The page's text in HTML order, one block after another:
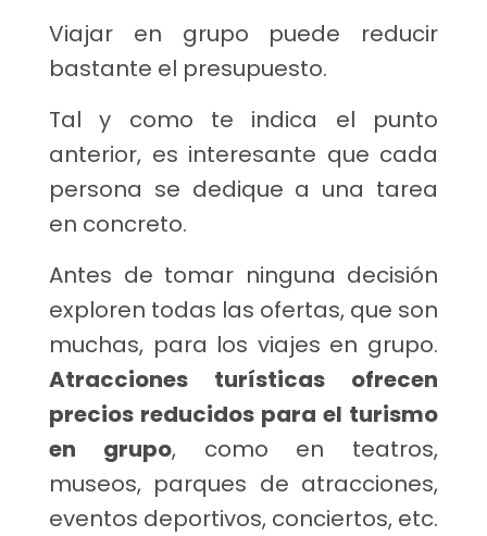
Viajar en grupo puede reducir
bastante el presupuesto.
Tal y como te indica el punto
anterior, es interesante que cada
persona se dedique a una tarea
en concreto.
Antes de tomar ninguna decisión
exploren todas las ofertas, que son
muchas, para los viajes en grupo.
Atracciones turísticas ofrecen
precios reducidos para el turismo
en grupo, como en teatros,
museos, parques de atracciones,
eventos deportivos, conciertos, etc.